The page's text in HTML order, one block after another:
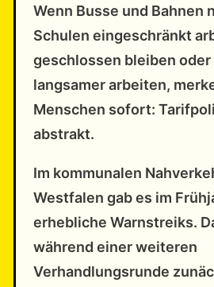
Wenn Busse und Bahnen
Schulen eingeschränkt
geschlossen bleiben
langsamer arbeiten,
Menschen sofort:
abstrakt.
Im kommunalen
Westfalen gab es im
erhebliche Warnstreiks.
während einer weiteren
Verhandlungsrunde